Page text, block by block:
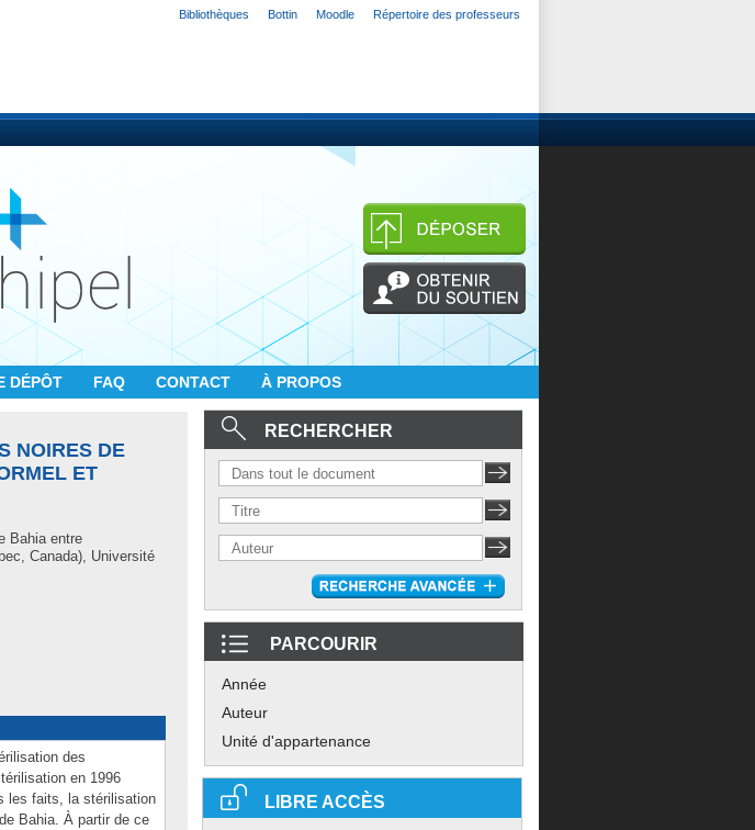
Bibliothèques Bottin Moodle Répertoire des professeurs
DÉPÔT FAQ CONTACT À PROPOS
NOIRES DE
ET
Bahia entre
Canada), Université
des
en 1996
les faits, la stérilisation
Bahia. À partir de ce
RECHERCHER
PARCOURIR
Année
Auteur
Unité d'appartenance
LIBRE ACCÈS